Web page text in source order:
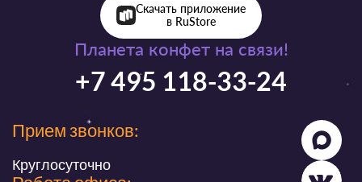
Планета конфет на связи!
+7 495 118-33-24
Прием звонков:
Круглосуточно
Скачать приложение
в RuStore